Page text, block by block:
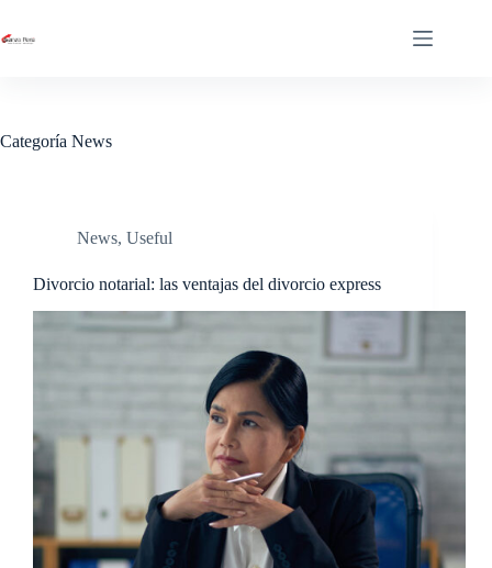
contenido
Categoría News
News, Useful
Divorcio notarial: las ventajas del divorcio express